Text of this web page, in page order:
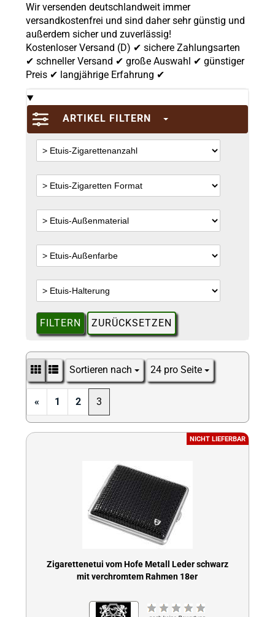
Wir versenden deutschlandweit immer
versandkostenfrei und sind daher sehr günstig und
außerdem sicher und zuverlässig!
Kostenloser Versand (D) ✔ sichere Zahlungsarten
✔ schneller Versand ✔ große Auswahl ✔ günstiger
Preis ✔ langjährige Erfahrung ✔
ARTIKEL FILTERN
FILTERN ZURÜCKSETZEN
Sortieren nach
Sortieren nach 24 pro Seite
pro Seite
« 1 2 3
NICHT LIEFERBAR
Zigarettenetui vom Hofe Metall Leder schwarz
mit verchromtem Rahmen 18er